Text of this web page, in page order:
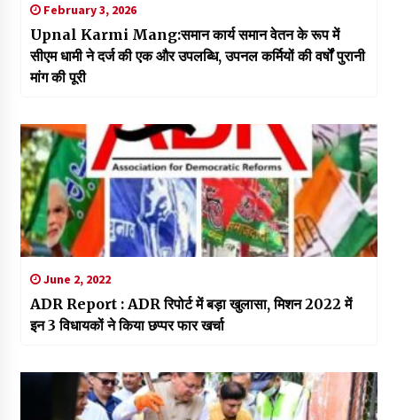
February 3, 2026
Upnal Karmi Mang:समान कार्य समान वेतन के रूप में
सीएम धामी ने दर्ज की एक और उपलब्धि, उपनल कर्मियों की वर्षों पुरानी
मांग की पूरी
June 2, 2022
ADR Report : ADR रिपोर्ट में बड़ा खुलासा, मिशन 2022 में
इन 3 विधायकों ने किया छप्पर फार खर्चा